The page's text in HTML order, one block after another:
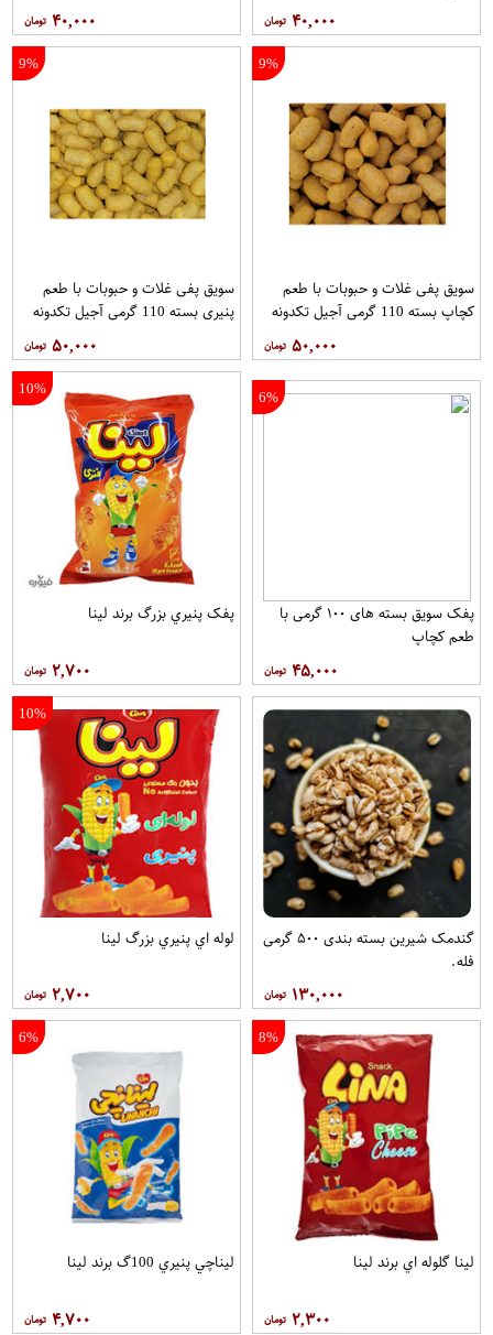
۴۰,۰۰۰ ۴۰,۰۰۰
9%
سویق پفی غلات و حبوبات با طعم
کچاپ بسته 110 گرمی آجیل تکدونه
۵۰,۰۰۰
9%
سویق پفی غلات و حبوبات با طعم
پنیری بسته 110 گرمی آجیل تکدونه
۵۰,۰۰۰
6%
پفک سویق بسته های ۱۰۰ گرمی با
طعم کچاپ
۴۵,۰۰۰
10%
پفک پنيري بزرگ برند لينا
۲,۷۰۰
گندمک شيرين بسته بندی ۵۰۰ گرمی
فله.
۱۳۰,۰۰۰
10%
لوله اي پنيري بزرگ لينا
۲,۷۰۰
8%
لينا گلوله اي برند لینا
۲,۳۰۰
6%
ليناچي پنيري 100گ برند لینا
۴,۷۰۰